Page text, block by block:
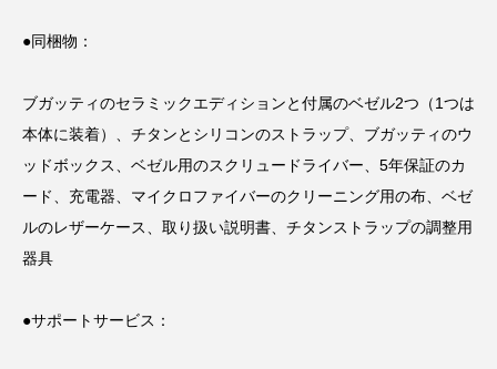
●同梱物：
ブガッティのセラミックエディションと付属のベゼル2つ（1つは
本体に装着）、チタンとシリコンのストラップ、ブガッティのウ
ッドボックス、ベゼル用のスクリュードライバー、5年保証のカ
ード、充電器、マイクロファイバーのクリーニング用の布、ベゼ
ルのレザーケース、取り扱い説明書、チタンストラップの調整用
器具
●サポートサービス：